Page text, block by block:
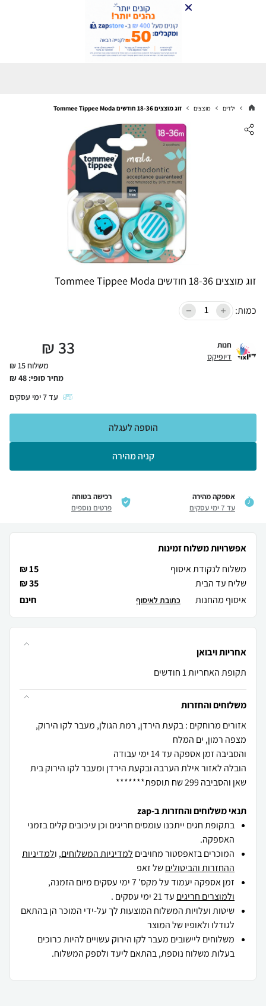
ילדים מוצצים זוג מוצצים 18-36 חודשים Tommee Tippee Moda
זוג מוצצים 18-36 חודשים Tommee Tippee Moda
כמות:
חנות
דיופיקס 33
₪
משלוח 15 ₪
מחיר סופי: 48
₪
עד7ימי עסקים
קניה מהירה
הוספה לעגלה
אספקה מהירה
עד 7 ימי עסקים
רכישה בטוחה
פרטים נוספים
אפשרויות משלוח זמינות
משלוח לנקודת איסוף
15 ₪
שליח עד הבית
35 ₪
איסוף מהחנות
חינם כתובת לאיסוף
אחריות ויבואן
תקופת האחריות 1 חודשים
משלוחים והחזרות
אזורים מרוחקים : בקעת הירדן, רמת הגולן, מעבר לקו הירוק,
הובלה לאזור אילת הערבה ובקעת הירדן ומעבר לקו הירוק בית
שאן והסביבה 299 שח תוספת*******
תנאי משלוחים והחזרות ב-zap
בתקופת חגים ייתכנו עומסים חריגים וכן עיכובים קלים בזמני
האספקה.
המוכרים בזאפסטור מחויבים למדיניות המשלוחים, ולמדיניות
ההחזרות והביטוליםשל זאפ
זמן אספקה יעמוד על מקס' 7 ימי עסקים מיום הזמנה,
ולמוצרים חריגים עד 21 ימי עסקים .
שיטות ועלויות המשלוח המוצעות לך על-ידי המוכר הן בהתאם
לגודלו ולאופיו של המוצר
משלוחים ליישובים מעבר לקו הירוק עשויים להיות כרוכים
בעלות משלוח נוספת, בהתאם ליעד ולספק המשלוח.